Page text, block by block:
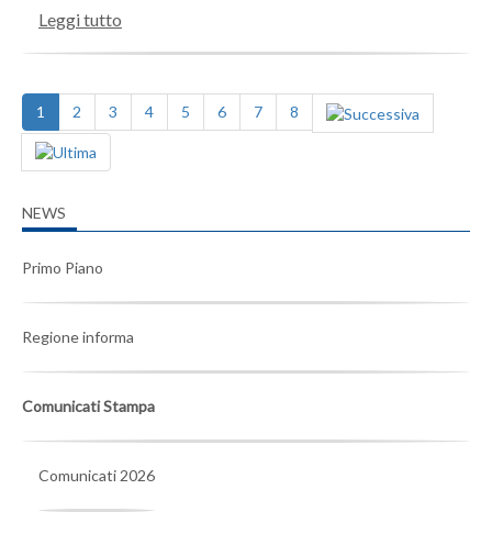
Leggi tutto
1 2 3 4 5 6 7 8
NEWS
Primo Piano
Regione informa
Comunicati Stampa
Comunicati 2026